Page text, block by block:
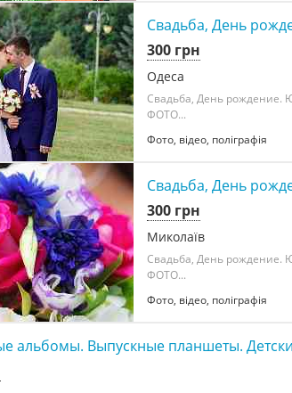
Свадьба, День
300 грн
Одеса
Свадьба, День рождение.
ФОТО...
Фото, відео, поліграфія
Свадьба, День
300 грн
Миколаїв
Свадьба, День рождение.
ФОТО...
Фото, відео, поліграфія
альбомы. Выпускные планшеты.